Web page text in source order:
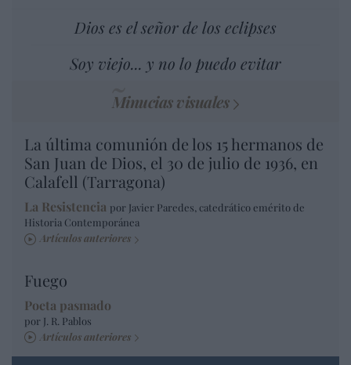
Dios es el señor de los eclipses
Soy viejo... y no lo puedo evitar
Minucias visuales
La última comunión de los 15 hermanos de
San Juan de Dios, el 30 de julio de 1936, en
Calafell (Tarragona)
La Resistencia por Javier Paredes, catedrático emérito de
Historia Contemporánea
Artículos anteriores
Fuego
Poeta pasmado
por J. R. Pablos
Artículos anteriores